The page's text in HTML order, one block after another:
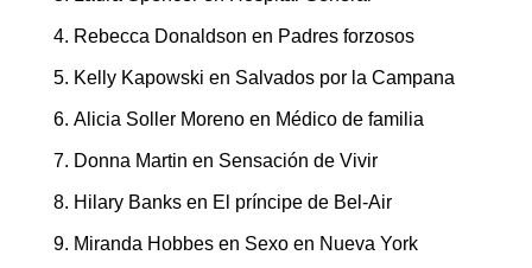
Rebecca Donaldson en Padres forzosos
Kelly Kapowski en Salvados por la Campana
Alicia Soller Moreno en Médico de familia
Donna Martin en Sensación de Vivir
Hilary Banks en El príncipe de Bel-Air
Miranda Hobbes en Sexo en Nueva York